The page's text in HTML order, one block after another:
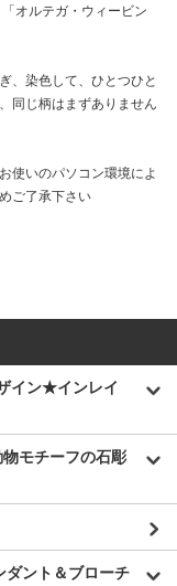
オルテガ・ウィービン
、染色して、ひとつひと
同じ柄はまずありません
使いのパソコン環境によ
ご了承下さい
イン★インレイ
モチーフの石彫
ダント＆ブローチ